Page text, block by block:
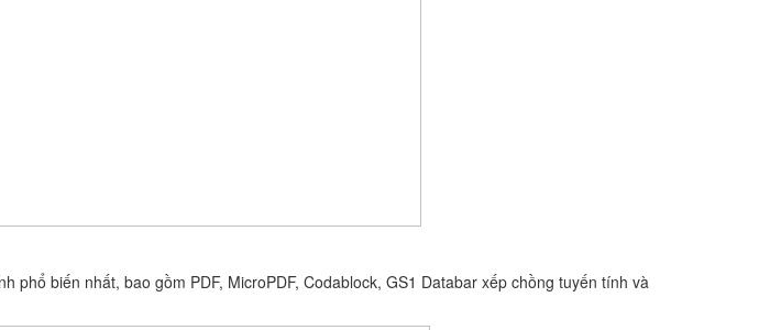
biến nhất, bao gồm PDF, MicroPDF, Codablock, GS1 Databar xếp chồng tuyến tính và